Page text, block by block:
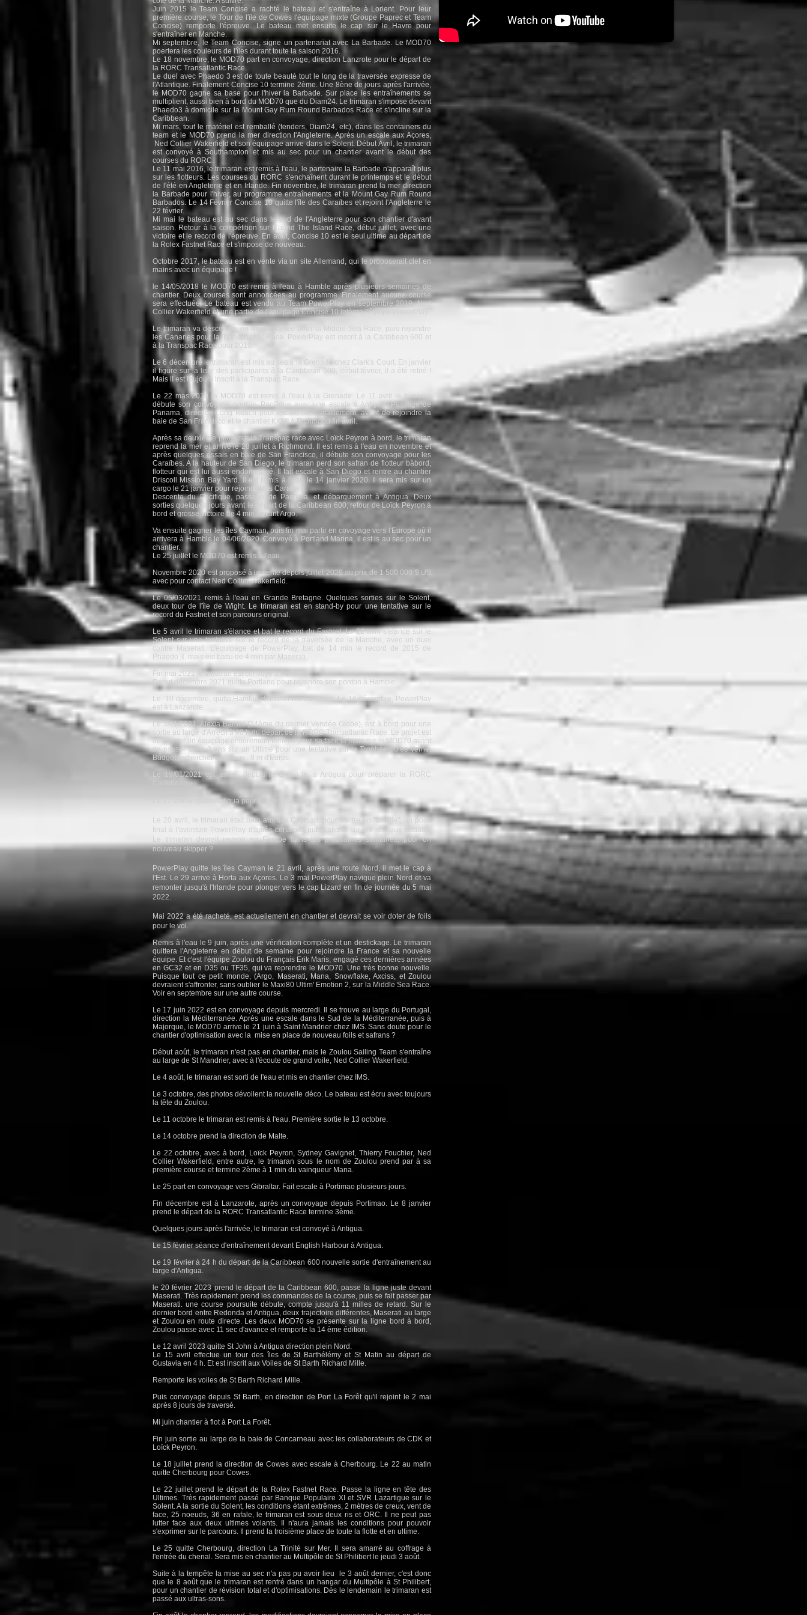
Juin 2015 le Team Concise a rachté le bateau et s'entraîne à Lorient. Pour leur
première course, le Tour de l'île de Cowes l'équipage mixte (Groupe Paprec et Team
Concise) remporte l'épreuve. Le bateau met ensuite le cap sur le Havre pour
s'entraîner en Manche.
Mi septembre, le Team Concise, signe un partenariat avec La Barbade. Le MOD70
poertera les couleurs de l'îles durant toute la saison 2016.
Le 18 novembre, le MOD70 part en convoyage, direction Lanzrote pour le départ de
la RORC Transatlantic Race.
Le duel avec Phaedo 3 est de toute beauté tout le long de la traversée expresse de
l'Atlantique. Finalement Concise 10 termine 2ème. Une 8ène de jours après l'arrivée,
le MOD70 gagne sa base pour l'hiver la Barbade. Sur place les entraînements se
multiplient, aussi bien à bord du MOD70 que du Diam24. Le trimaran s'impose devant
Phaedo3 à domicile sur la Mount Gay Rum Round Barbados Race et s'incline sur la
Caribbean.
Mi mars, tout le matériel est remballé (tenders, Diam24, etc), dans les containers du
team et le MOD70 prend la mer direction l'Angleterre. Après un escale aux Açores,
Ned Collier Wakerfield et son équipage arrive dans le Solent. Début Avril, le trimaran
est convoyé à Southampton et mis au sec pour un chantier avant le début des
courses du RORC.
Le 11 mai 2016, le trimaran est remis à l'eau, le partenaire la Barbade n'apparaît plus
sur les flotteurs. Les courses du RORC s'enchaînent durant le printemps et le début
de l'été en Angleterre et en Irlande. Fin novembre, le trimaran prend la mer direction
la Barbade pour l'hiver, au programme entraînements et la Mount Gay Rum Round
Barbados. Le 14 Février Concise 10 quitte l'île des Caraïbes et rejoint l'Angleterre le
22 février.
Mi mai le bateau est au sec dans le sud de l'Angleterre pour son chantier d'avant
saison. Retour à la compétition sur Round The Island Race, début juillet, avec une
victoire et le record de l'épreuve. En août, Concise 10 est le seul ultime au départ de
la Rolex Fastnet Race et s'impose de nouveau.
Octobre 2017, le bateau est en vente via un site Allemand, qui le proposerait clef en
mains avec un équipage !
le 14/05/2018 le MOD70 est remis à l'eau à Hamble après plusieurs semaines de
chantier. Deux courses sont annoncées au programme. Finalement aucune course
sera effectuée. Le bateau est vendu au Team PowerPlay en septembre 2019. Ned
Collier Wakerfield et une partie de l'équipage Concise 10 intègre l'équipe PowerPlay.
Le trimaran va descendre en Méditerranée pour la Middle Sea Race, puis rejoindre
les Canaries pour la Transatlantic Race. PowerPlay est inscrit à la Caribbean 600 et
à la Transpac Race pour 2019.
Le 6 décembre le trimaran est mis au sec à la Grenade chez Clark's Court. En janvier
il figure sur la liste des participants à la Caribbean 600, début février, il a été retiré !
Mais il est toujours inscrit à la Transpac Race.
Le 22 mas 2019 le MOD70 est remis à l'eau à la Grenade. Le 11 avril le trimaran
débute son convoyage pour le Pacifique avec une escale à Antigua. Passage de
Panama, direction Long Beach pour escale de ravitaillement, avant de rejoindre la
baie de San Francisco et le chantier KKMI à Richmond fin avril.
Après sa deuxième place sur la Transpac race avec Loïck Peyron à bord, le trimaran
reprend la mer et arrive le 28 juillet à Richmond. Il est remis à l'eau en novembre et
après quelques essais en baie de San Francisco, il débute son convoyage pour les
Caraïbes. A la hauteur de San Diego, le trimaran perd son safran de flotteur bâbord,
flotteur qui est lui aussi endommagé. Il fait escale à San Diego et rentre au chantier
Driscoll Mission Bay Yard. Il est remis à l'eau le 14 janvier 2020. Il sera mis sur un
cargo le 21 janvier pour rejoindre les Caraïbes.
Descente du Pacifique, passage de Panama, et débarquement à Antigua. Deux
sorties quelques jours avant le départ de la Caribbean 600, retour de Loïck Peyron à
bord et grosse victoire de 4 min devant Argo.
Va ensuite gagner les îles Cayman, puis fin mai partir en covoyage vers l'Europe où il
arrivera à Hamble le 04/06/2020. Convoyé à Portland Marina, il est is au sec pour un
chantier.
Le 25 juillet le MOD70 est remis à l'eau.
Novembre 2020 est proposé à la vente depuis juillet 2020 au prix de 1 500 000 $ US
avec pour contact Ned Collier Wakerfield.
Le 05/03/2021 remis à l'eau en Grande Bretagne. Quelques sorties sur le Solent,
deux tour de l'île de Wight. Le trimaran est en stand-by pour une tentative sur le
record du Fastnet et son parcours original.
Le 5 avril le trimaran s'élance et bat le record du Fastnet. Le 22 avril s'élance sur le
Solent sur une tentative sur le record de la traversée de la Manche, avec un duel
contre Maserati. L'équipage de PowerPlay, bat de 14 min le record de 2015 de
Phaedo 3, mais est battu de 4 min par Maserati.
Fin mai 2021 le trimaran est convoyé à Portland.
Début décembre 2021 quitte Portland pour rejoindre son ponton à Hamble.
Le 10 décembre, quitte Hamble direction les Canaries. Le 16 décembre, PowerPlay
est à Lanzarote.
Le 5/01/2021, Alexia Barrier (24ème du dernier Vendée Globe), est à bord pour une
sortie au large d'Arrecif à 48 h du départ de la RORC Transatlantic Race. Le projet est
de monter un équipage entièrement féminin pour se faire la main sur le MOD70 avant
de passer dans 2 ans sur un Ultime pour une tentative sur le Trophée Jules Verne.
Budget rechercher sur 4 ans : 8 m d'Euros.
Le 19/01/2021 est arrivé, depuis la Grenade, à Antigua pour préparer la RORC
Caribbean
Le 27 février quitte Antigua pour les îles Cayman ?
Le 20 avril, le trimaran était bien aux îles Cayman, pour mettre en "famille", un point
final à l'aventure PowerPlay d'après certaines publications sur les réseaux sociaux.
Le trimaran devrait revenir en Europe dans les prochaines semaines, pour un
nouveau skipper ?
PowerPlay quitte les îles Cayman le 21 avril, après une route Nord, il met le cap à
l'Est. Le 29 arrive à Horta aux Açores. Le 3 mai PowerPlay navigue plein Nord et va
remonter jusqu'à l'Irlande pour plonger vers le cap Lizard en fin de journée du 5 mai
2022.
Mai 2022 a été racheté, est actuellement en chantier et devrait se voir doter de foils
pour le vol.
Remis à l'eau le 9 juin, après une vérification complète et un destickage. Le trimaran
quittera l'Angleterre en début de semaine pour rejoindre la France et sa nouvelle
équipe. Et c'est l'équipe Zoulou du Français Erik Maris, engagé ces dernières années
en GC32 et en D35 ou TF35, qui va reprendre le MOD70. Une très bonne nouvelle.
Puisque tout ce petit monde, (Argo, Maserati, Mana, Snowflake, Axciss, et Zoulou
devraient s'affronter, sans oublier le Maxi80 Ultim' Emotion 2, sur la Middle Sea Race.
Voir en septembre sur une autre course.
Le 17 juin 2022 est en convoyage depuis mercredi. Il se trouve au large du Portugal,
direction la Méditerranée. Après une escale dans le Sud de la Méditerranée, puis à
Majorque, le MOD70 arrive le 21 juin à Saint Mandrier chez IMS. Sans doute pour le
chantier d'optimisation avec la mise en place de nouveau foils et safrans ?
Début août, le trimaran n'est pas en chantier, mais le Zoulou Sailing Team s'entraîne
au large de St Mandrier, avec à l'écoute de grand voile, Ned Collier Wakerfield.
Le 4 août, le trimaran est sorti de l'eau et mis en chantier chez IMS.
Le 3 octobre, des photos dévoilent la nouvelle déco. Le bateau est écru avec toujours
la tête du Zoulou.
Le 11 octobre le trimaran est remis à l'eau. Première sortie le 13 octobre.
Le 14 octobre prend la direction de Malte.
Le 22 octobre, avec à bord, Loïck Peyron, Sydney Gavignet, Thierry Fouchier, Ned
Collier Wakerfield, entre autre, le trimaran sous le nom de Zoulou prend par à sa
première course et termine 2ème à 1 min du vainqueur Mana.
Le 25 part en convoyage vers Gibraltar. Fait escale à Portimao plusieurs jours.
Fin décembre est à Lanzarote, après un convoyage depuis Portimao. Le 8 janvier
prend le départ de la RORC Transatlantic Race termine 3ème.
Quelques jours après l'arrivée, le trimaran est convoyé à Antigua.
Le 15 février séance d'entraînement devant English Harbour à Antigua.
Le 19 février à 24 h du départ de la Caribbean 600 nouvelle sortie d'entraînement au
large d'Antigua.
le 20 février 2023 prend le départ de la Caribbean 600, passe la ligne juste devant
Maserati. Très rapidement prend les commandes de la course, puis se fait passer par
Maserati. une course poursuite débute, compte jusqu'à 11 milles de retard. Sur le
dernier bord entre Redonda et Antigua, deux trajectoire différentes, Maserati au large
et Zoulou en route directe. Les deux MOD70 se présente sur la ligne bord à bord,
Zoulou passe avec 11 sec d'avance et remporte la 14 ème édition.
Le 12 avril 2023 quitte St John à Antigua direction plein Nord.
Le 15 avril effectue un tour des îles de St Barthélémy et St Matin au départ de
Gustavia en 4 h. Et est inscrit aux Voiles de St Barth Richard Mille.
Remporte les voiles de St Barth Richard Mille.
Puis convoyage depuis St Barth, en direction de Port La Forêt qu'il rejoint le 2 mai
après 8 jours de traversé.
Mi juin chantier à flot à Port La Forêt.
Fin juin sortie au large de la baie de Concarneau avec les collaborateurs de CDK et
Loïck Peyron.
Le 18 juillet prend la direction de Cowes avec escale à Cherbourg. Le 22 au matin
quitte Cherbourg pour Cowes.
Le 22 juillet prend le départ de la Rolex Fastnet Race. Passe la ligne en tête des
Ultimes. Très rapidement passé par Banque Populaire XI et SVR Lazartigue sur le
Solent. A la sortie du Solent, les conditions étant extrêmes, 2 mètres de creux, vent de
face, 25 noeuds, 36 en rafale, le trimaran est sous deux ris et ORC. Il ne peut pas
lutter face aux deux ultimes volants. Il n'aura jamais les conditions pour pouvoir
s'exprimer sur le parcours. Il prend la troisième place de toute la flotte et en ultime.
Le 25 quitte Cherbourg, direction La Trinité sur Mer. Il sera amarré au coffrage à
l'entrée du chenal. Sera mis en chantier au Multipôle de St Philibert le jeudi 3 août.
Suite à la tempête la mise au sec n'a pas pu avoir lieu le 3 août dernier, c'est donc
que le 8 août que le trimaran est rentré dans un hangar du Multipôle à St Philibert,
pour un chantier de révision total et d'optimisations. Dès le lendemain le trimaran est
passé aux ultras-sons.